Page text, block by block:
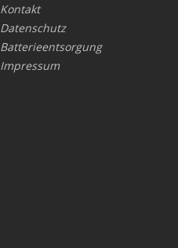
Kontakt
Datenschutz
Batterieentsorgung
Impressum